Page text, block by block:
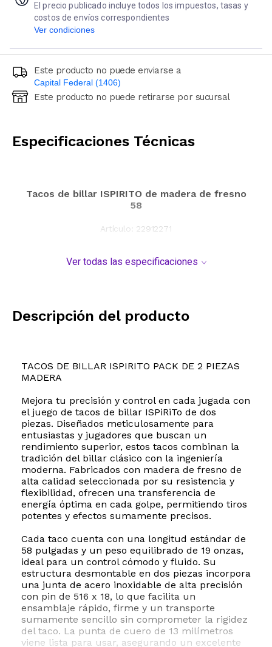
El precio publicado incluye todos los impuestos, tasas y
costos de envíos correspondientes
Ver condiciones
Este producto no puede enviarse a
Capital Federal (1406)
Ingresá código postal (sólo números)
Este producto no puede retirarse por sucursal
Especificaciones Técnicas
Tacos de billar ISPIRITO de madera de fresno
58
Artículo: 22912271
Ver todas las especificaciones
Descripción del producto
TACOS DE BILLAR ISPIRITO PACK DE 2 PIEZAS
MADERA
Mejora tu precisión y control en cada jugada con
el juego de tacos de billar ISPiRiTo de dos
piezas. Diseñados meticulosamente para
entusiastas y jugadores que buscan un
rendimiento superior, estos tacos combinan la
tradición del billar clásico con la ingeniería
moderna. Fabricados con madera de fresno de
alta calidad seleccionada por su resistencia y
flexibilidad, ofrecen una transferencia de
energía óptima en cada golpe, permitiendo tiros
potentes y efectos sumamente precisos.
Cada taco cuenta con una longitud estándar de
58 pulgadas y un peso equilibrado de 19 onzas,
ideal para un control cómodo y fluido. Su
estructura desmontable en dos piezas incorpora
una junta de acero inoxidable de alta precisión
con pin de 516 x 18, lo que facilita un
ensamblaje rápido, firme y un transporte
sumamente sencillo sin comprometer la rigidez
del taco. La punta de cuero de 13 milímetros
viene lista para usar, asegurando un excelente